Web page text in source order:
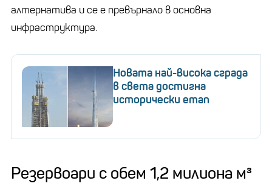
алтернатива и се е превърнало в основна
инфраструктура.
Новата най-висока сграда
в света достигна
исторически етап
Резервоари с обем 1,2 милиона м³